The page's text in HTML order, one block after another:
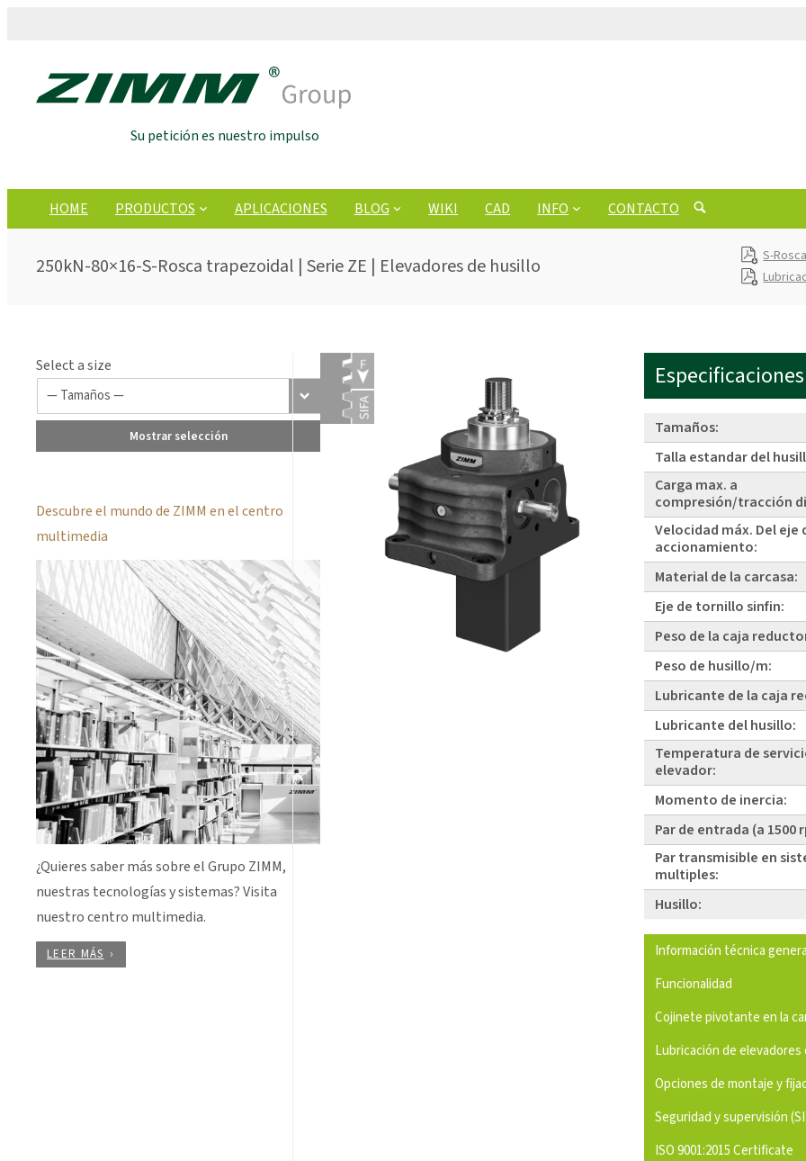
Su petición es nuestro impulso
HOME PRODUCTOS APLICACIONES BLOG WIKI CAD INFO CONTACTO
250kN-80×16-S-Rosca trapezoidal | Serie ZE | Elevadores de husillo
S-
Select a size
Mostrar selección
Descubre el mundo de ZIMM en el centro
multimedia
¿Quieres saber más sobre el Grupo ZIMM,
nuestras tecnologías y sistemas? Visita
nuestro centro multimedia.
LEER MÁS
Tamaños:
Talla estandar del
Carga max. a
compresión/tracción
Velocidad máx. Del eje
accionamiento:
Material de la carcasa:
Eje de tornillo sinfin:
Peso de la caja
Peso de husillo/m:
Lubricante de la caja
Lubricante del husillo:
Temperatura de
elevador:
Momento de inercia:
Par de entrada (a 1500
Par transmisible en
multiples:
Husillo:
Información técnica
Funcionalidad
Cojinete pivotante en la
Lubricación de elevadores
Opciones de montaje y
Seguridad y supervisión
ISO 9001:2015 Certificate